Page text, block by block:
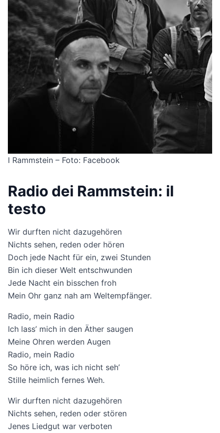
I Rammstein – Foto: Facebook
Radio dei Rammstein: il
testo
Wir durften nicht dazugehören
Nichts sehen, reden oder hören
Doch jede Nacht für ein, zwei Stunden
Bin ich dieser Welt entschwunden
Jede Nacht ein bisschen froh
Mein Ohr ganz nah am Weltempfänger.
Radio, mein Radio
Ich lass’ mich in den Äther saugen
Meine Ohren werden Augen
Radio, mein Radio
So höre ich, was ich nicht seh’
Stille heimlich fernes Weh.
Wir durften nicht dazugehören
Nichts sehen, reden oder stören
Jenes Liedgut war verboten